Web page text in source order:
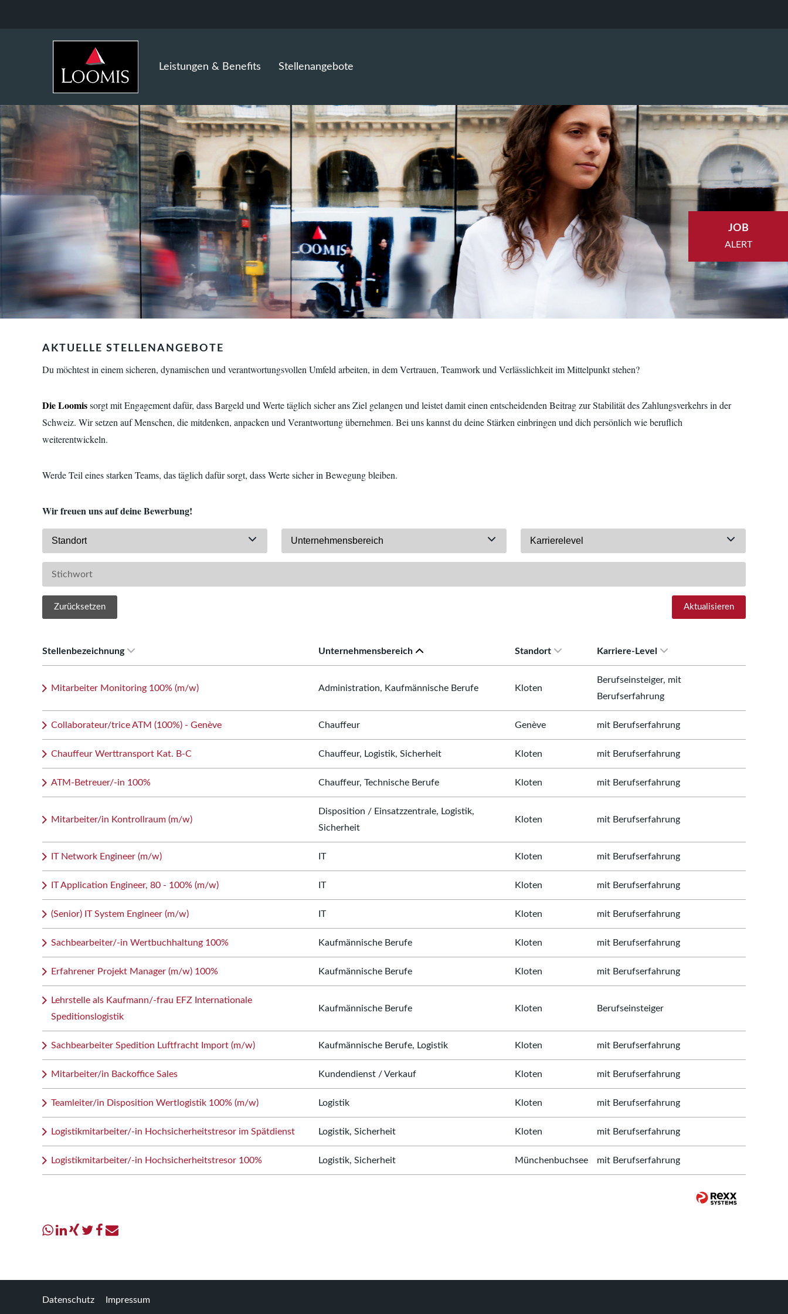
Stellenangebote
Leistungen & Benefits
AKTUELLE STELLENANGEBOTE
Du möchtest in einem sicheren, dynamischen und verantwortungsvollen Umfeld arbeiten, in dem Vertrauen, Teamwork und Verlässlichkeit im Mittelpunkt stehen?
Die Loomissorgt mit Engagement dafür, dass Bargeld und Werte täglich sicher ans Ziel gelangen und leistet damit einen entscheidenden Beitrag zur Stabilität des Zahlungsverkehrs in der
Schweiz. Wir setzen auf Menschen, die mitdenken, anpacken und Verantwortung übernehmen. Bei uns kannst du deine Stärken einbringen und dich persönlich wie beruflich
weiterentwickeln.
Werde Teil eines starken Teams, das täglich dafür sorgt, dass Werte sicher in Bewegung bleiben.
Wir freuen uns auf deine Bewerbung!
Standort Unternehmensbereich Karrierelevel
Zurücksetzen Aktualisieren
Stellenbezeichnung Unternehmensbereich Standort Karriere-Level
Mitarbeiter Monitoring 100% (m/w) Administration, Kaufmännische Berufe Kloten
Berufseinsteiger, mit
Berufserfahrung
Collaborateur/trice ATM (100%) - Genève Chauffeur Genève mit Berufserfahrung
Chauffeur Werttransport Kat. B-C Chauffeur, Logistik, Sicherheit Kloten mit Berufserfahrung
ATM-Betreuer/-in 100% Chauffeur, Technische Berufe Kloten mit Berufserfahrung
Mitarbeiter/in Kontrollraum (m/w)
Disposition / Einsatzzentrale, Logistik,
Sicherheit
Kloten mit Berufserfahrung
IT Network Engineer (m/w) IT Kloten mit Berufserfahrung
IT Application Engineer, 80 - 100% (m/w) IT Kloten mit Berufserfahrung
(Senior) IT System Engineer (m/w) IT Kloten mit Berufserfahrung
Sachbearbeiter/-in Wertbuchhaltung 100% Kaufmännische Berufe Kloten mit Berufserfahrung
Erfahrener Projekt Manager (m/w) 100% Kaufmännische Berufe Kloten mit Berufserfahrung
Lehrstelle als Kaufmann/-frau EFZ Internationale
Speditionslogistik
Kaufmännische Berufe Kloten Berufseinsteiger
Sachbearbeiter Spedition Luftfracht Import (m/w) Kaufmännische Berufe, Logistik Kloten mit Berufserfahrung
Mitarbeiter/in Backoffice Sales Kundendienst / Verkauf Kloten mit Berufserfahrung
Teamleiter/in Disposition Wertlogistik 100% (m/w) Logistik Kloten mit Berufserfahrung
Logistikmitarbeiter/-in Hochsicherheitstresor im Spätdienst Logistik, Sicherheit Kloten mit Berufserfahrung
Logistikmitarbeiter/-in Hochsicherheitstresor 100% Logistik, Sicherheit Münchenbuchsee mit Berufserfahrung
JOB
ALERT
Datenschutz Impressum